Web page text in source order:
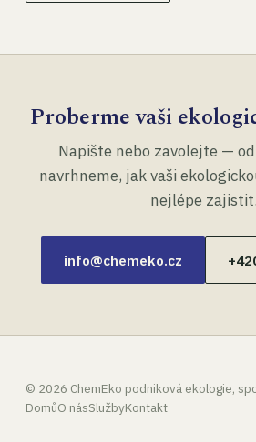
Proberme vaši
Napište nebo zavolejte —
navrhneme, jak vaši
nejlépe zajistit.
info@chemeko.cz
© 2026 ChemEko podniková ekologie,
DomůO násSlužbyKontakt